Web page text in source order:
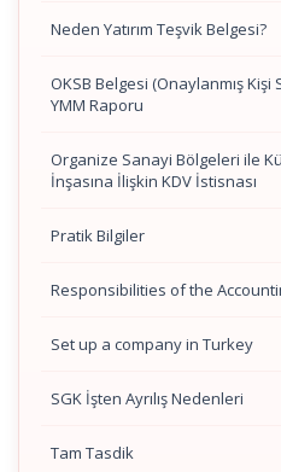
Neden Yatırım Teşvik Belgesi?
OKSB Belgesi (Onaylanmış
YMM Raporu
Organize Sanayi Bölgeleri ile
İnşasına İlişkin KDV İstisnası
Pratik Bilgiler
Responsibilities of the
Set up a company in Turkey
SGK İşten Ayrılış Nedenleri
Tam Tasdik